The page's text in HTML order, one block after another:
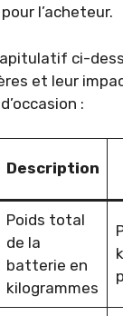
l’acheteur.
ci-
et leur
:
Description
Poids total
de la
batterie en
kilogrammes